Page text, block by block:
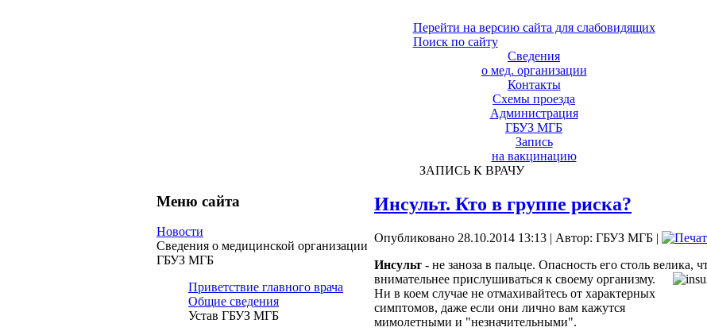
Перейти на версию сайта для слабовидящих
Поиск по сайту
Сведения
о мед. организации
Контакты
Схемы проезда
Администрация
ГБУЗ МГБ
Запись
на вакцинацию
ЗАПИСЬ К ВРАЧУ
Меню сайта
Новости
Сведения о медицинской организации
ГБУЗ МГБ
Приветствие главного врача
Общие сведения
Устав ГБУЗ МГБ
Инсульт. Кто в группе риска?
Опубликовано 28.10.2014 13:13 | Автор: ГБУЗ МГБ |
Инсульт - не заноза в пальце. Опасность его столь велика,
внимательнее прислушиваться к своему организму.
Ни в коем случае не отмахивайтесь от характерных
симптомов, даже если они лично вам кажутся
мимолетными и "незначительными".